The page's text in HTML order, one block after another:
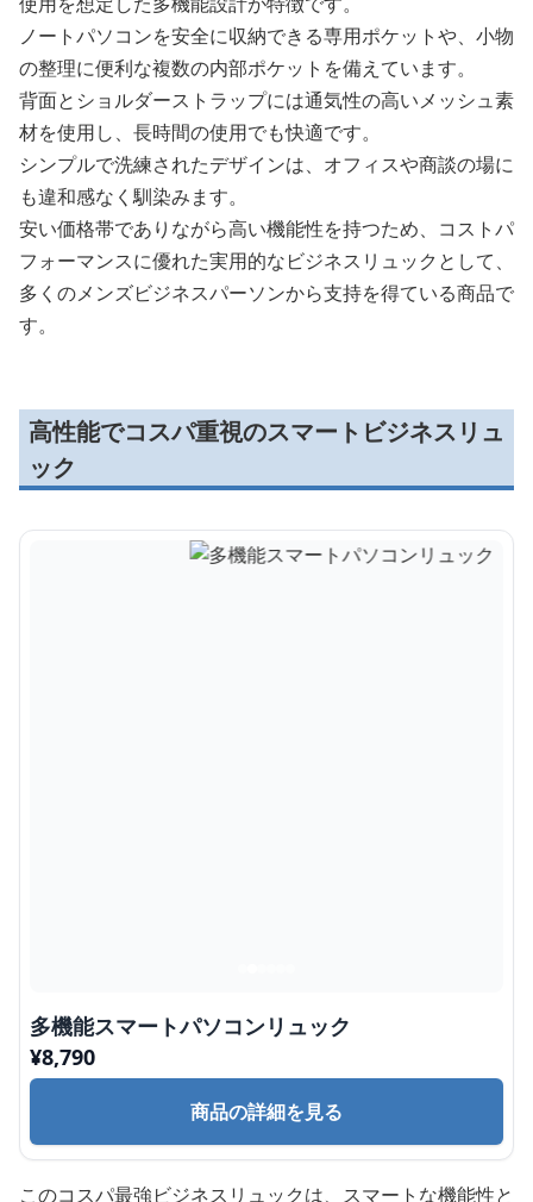
ノートパソコンを安全に収納できる専用ポケットや、小物
の整理に便利な複数の内部ポケットを備えています。
背面とショルダーストラップには通気性の高いメッシュ素
材を使用し、長時間の使用でも快適です。
シンプルで洗練されたデザインは、オフィスや商談の場に
も違和感なく馴染みます。
安い価格帯でありながら高い機能性を持つため、コストパ
フォーマンスに優れた実用的なビジネスリュックとして、
多くのメンズビジネスパーソンから支持を得ている商品で
す。
高性能でコスパ重視のスマートビジネスリュ
ック
多機能スマートパソコンリュック
¥8,790
商品の詳細を見る
このコスパ最強ビジネスリュックは、スマートな機能性と